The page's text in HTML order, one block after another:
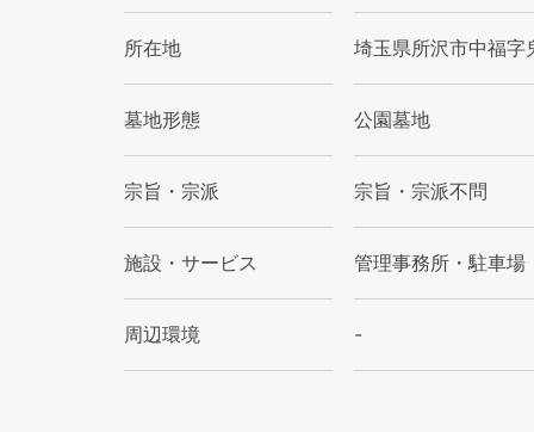
所在地 埼玉県所沢市中福字
墓地形態 公園墓地
宗旨・宗派 宗旨・宗派不問
施設・サービス 管理事務所・駐車場
周辺環境 -